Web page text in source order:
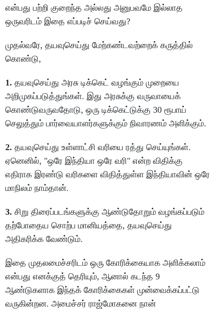
என்பது பற்றி குறைந்த அல்லது அனுபவமே இல்லாத
ஒருவரிடம் இதை எப்படிச் செய்வது?
முதல்வரே, தயவுசெய்து மேற்கண்டவற்றைக் கருத்தில்
கொண்டு,
1. தயவுசெய்து அரசு டிக்கெட் வழங்கும் முறையை
அறிமுகப்படுத்துங்கள். இது அரசுக்கு வருவாயைக்
கொண்டுவருவதோடு, ஒரு டிக்கெட்டுக்கு 30 ரூபாய்
செலுத்தும் பார்வையாளர்களுக்கும் நிவாரணம் அளிக்கும்.
2. தயவுசெய்து உள்ளாட்சி வரியை ரத்து செய்யுங்கள்.
ஏனெனில், "ஒரே இந்தியா ஒரே வரி" என்ற விதிக்கு
எதிராக இரண்டு வரிகளை விதித்துள்ள இந்தியாவின் ஒரே
மாநிலம் நாம்தான்.
3. சிறு திரைப்படங்களுக்கு ஆண்டுதோறும் வழங்கப்படும்
தற்போதைய சொற்ப மானியத்தை, தயவுசெய்து
அதிகரிக்க வேண்டும்.
இதை முதலமைச்சரிடம் ஒரு கோரிக்கையாக அளிக்கலாம்
என்பது எனக்குத் தெரியும், ஆனால் கடந்த 9
ஆண்டுகளாக இந்தக் கோரிக்கைகள் முன்வைக்கப்பட்டு
வருகின்றன. அமைச்சர் ராஜ்மோகனை நான்